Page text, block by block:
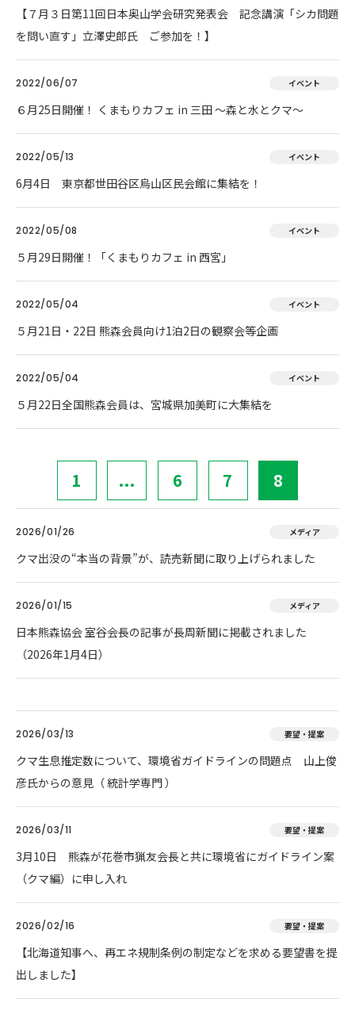
【７月３日第11回日本奥山学会研究発表会 記念講演「シカ問題
を問い直す」立澤史郎氏 ご参加を！】
2022/06/07 イベント
６月25日開催！ くまもりカフェ in 三田 ～森と水とクマ～
2022/05/13 イベント
6月4日 東京都世田谷区烏山区民会館に集結を！
2022/05/08 イベント
５月29日開催！「くまもりカフェ in 西宮」
2022/05/04 イベント
５月21日・22日 熊森会員向け1泊2日の観察会等企画
2022/05/04 イベント
５月22日全国熊森会員は、宮城県加美町に大集結を
1 ... 6 7 8
2026/01/26 メディア
クマ出没の“本当の背景”が、読売新聞に取り上げられました
2026/01/15 メディア
日本熊森協会 室谷会長の記事が長周新聞に掲載されました
（2026年1月4日）
2026/03/13 要望・提案
クマ生息推定数について、環境省ガイドラインの問題点 山上俊
彦氏からの意見（ 統計学専門 ）
2026/03/11 要望・提案
3月10日 熊森が花巻市猟友会長と共に環境省にガイドライン案
（クマ編）に申し入れ
2026/02/16 要望・提案
【北海道知事へ、再エネ規制条例の制定などを求める要望書を提
出しました】